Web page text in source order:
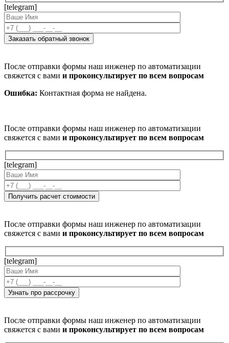
[telegram]
После отправки формы наш инженер по автоматизации
свяжется с вами и проконсультирует по всем вопросам
Ошибка: Контактная форма не найдена.
После отправки формы наш инженер по автоматизации
свяжется с вами и проконсультирует по всем вопросам
[telegram]
После отправки формы наш инженер по автоматизации
свяжется с вами и проконсультирует по всем вопросам
[telegram]
После отправки формы наш инженер по автоматизации
свяжется с вами и проконсультирует по всем вопросам